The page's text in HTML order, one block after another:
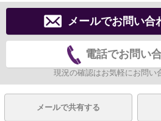
メールでお問い合
電話でお問い
現況の確認はお気軽にお問い
メールで共有する